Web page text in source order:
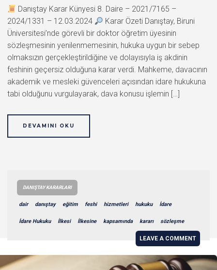
Danıştay Karar Künyesi 8. Daire – 2021/7165 –
2024/1331 – 12.03.2024
Karar Özeti Danıştay, Biruni
Üniversitesi’nde görevli bir doktor öğretim üyesinin
sözleşmesinin yenilenmemesinin, hukuka uygun bir sebep
olmaksızın gerçekleştirildiğine ve dolayısıyla iş akdinin
feshinin geçersiz olduğuna karar verdi. Mahkeme, davacının
akademik ve mesleki güvenceleri açısından idare hukukuna
tabi olduğunu vurgulayarak, dava konusu işlemin […]
DEVAMINI OKU
DANIŞTAY KARARLARI
dair danıştay eğitim feshi hizmetleri hukuku İdare
İdare Hukuku İlkesi İlkesine kapsamında kararı sözleşme
LEAVE A COMMENT